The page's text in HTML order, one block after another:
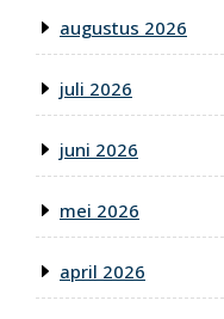
augustus 2026
juli 2026
juni 2026
mei 2026
april 2026